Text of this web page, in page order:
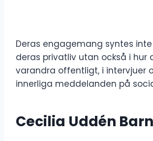
Deras engagemang syntes
deras privatliv utan också i hur
varandra offentligt, i intervjuer
innerliga meddelanden på
Cecilia Uddén Barn